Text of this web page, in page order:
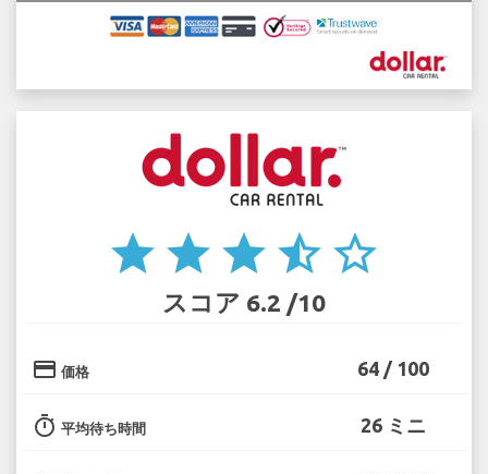
star star star star_half star_border
スコア 6.2 /10
credit_card 価格 64 / 100
timer 平均待ち時間 26 ミニ